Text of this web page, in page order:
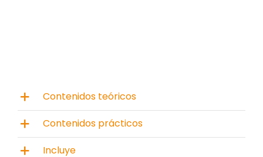
Contenidos teóricos
Contenidos prácticos
Incluye